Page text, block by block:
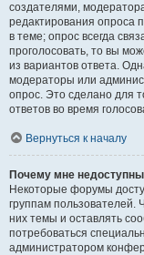
создателями,
редактирования опроса
в теме; опрос всегда
проголосовать, то вы
из вариантов ответа.
модераторы или
опрос. Это сделано для
ответов во время
Вернуться к началу
Почему мне
Некоторые форумы
группам пользователей.
них темы и оставлять
потребоваться
администратором